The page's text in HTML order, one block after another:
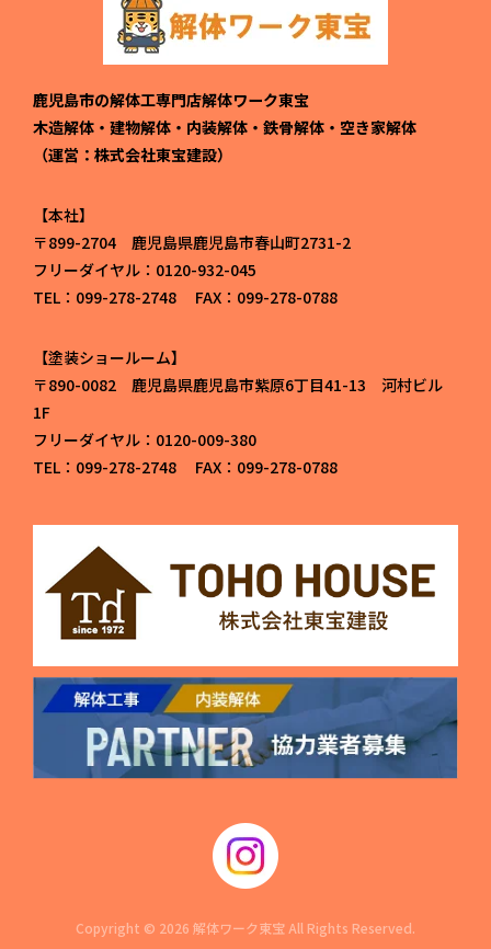
鹿児島市の解体工専門店解体ワーク東宝
木造解体・建物解体・内装解体・鉄骨解体・空き家解体
（運営：株式会社東宝建設）
本社
〒899-2704 鹿児島県鹿児島市春山町2731-2
フリーダイヤル：0120-932-045
TEL：099-278-2748 FAX：099-278-0788
塗装ショールーム
〒890-0082 鹿児島県鹿児島市紫原6丁目41-13 河村ビル
1F
フリーダイヤル：0120-009-380
TEL：099-278-2748 FAX：099-278-0788
Copyright © 2026 解体ワーク東宝 All Rights Reserved.